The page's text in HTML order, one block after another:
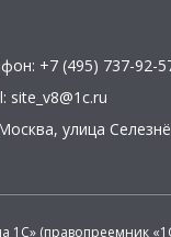
+7 (495) 737-92-
site_v8@1c.ru
, улица
1С» (правопреемник